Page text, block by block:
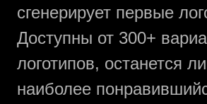
сгенерирует первые
Доступны от 300+
логотипов, останется
наиболее